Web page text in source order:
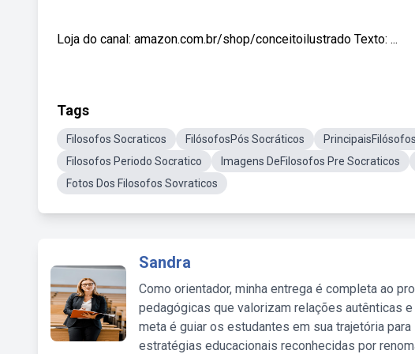
Loja do canal: amazon.com.br/shop/conceitoilustrado Texto: ...
Tags
Filosofos Socraticos FilósofosPós Socráticos
Filosofos Periodo Socratico
Imagens DeFilosofos Pre Socraticos
Fotos Dos Filosofos Sovraticos
Sandra
Como orientador, minha entrega é completa ao
pedagógicas que valorizam relações autênticas
meta é guiar os estudantes em sua trajetória
estratégias educacionais reconhecidas por